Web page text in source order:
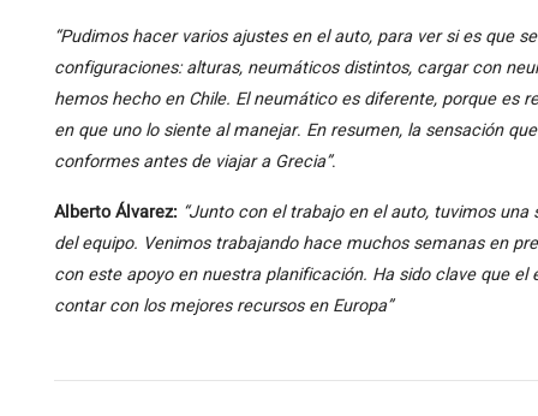
“Pudimos hacer varios ajustes en el auto, para ver si es que
configuraciones: alturas, neumáticos distintos, cargar con
hemos hecho en Chile. El neumático es diferente, porque es
en que uno lo siente al manejar. En resumen, la sensación
conformes antes de viajar a Grecia”.
Alberto Álvarez: “Junto con el trabajo en el auto, tuvimos
del equipo. Venimos trabajando hace muchos semanas en
con este apoyo en nuestra planificación. Ha sido clave que
contar con los mejores recursos en Europa”